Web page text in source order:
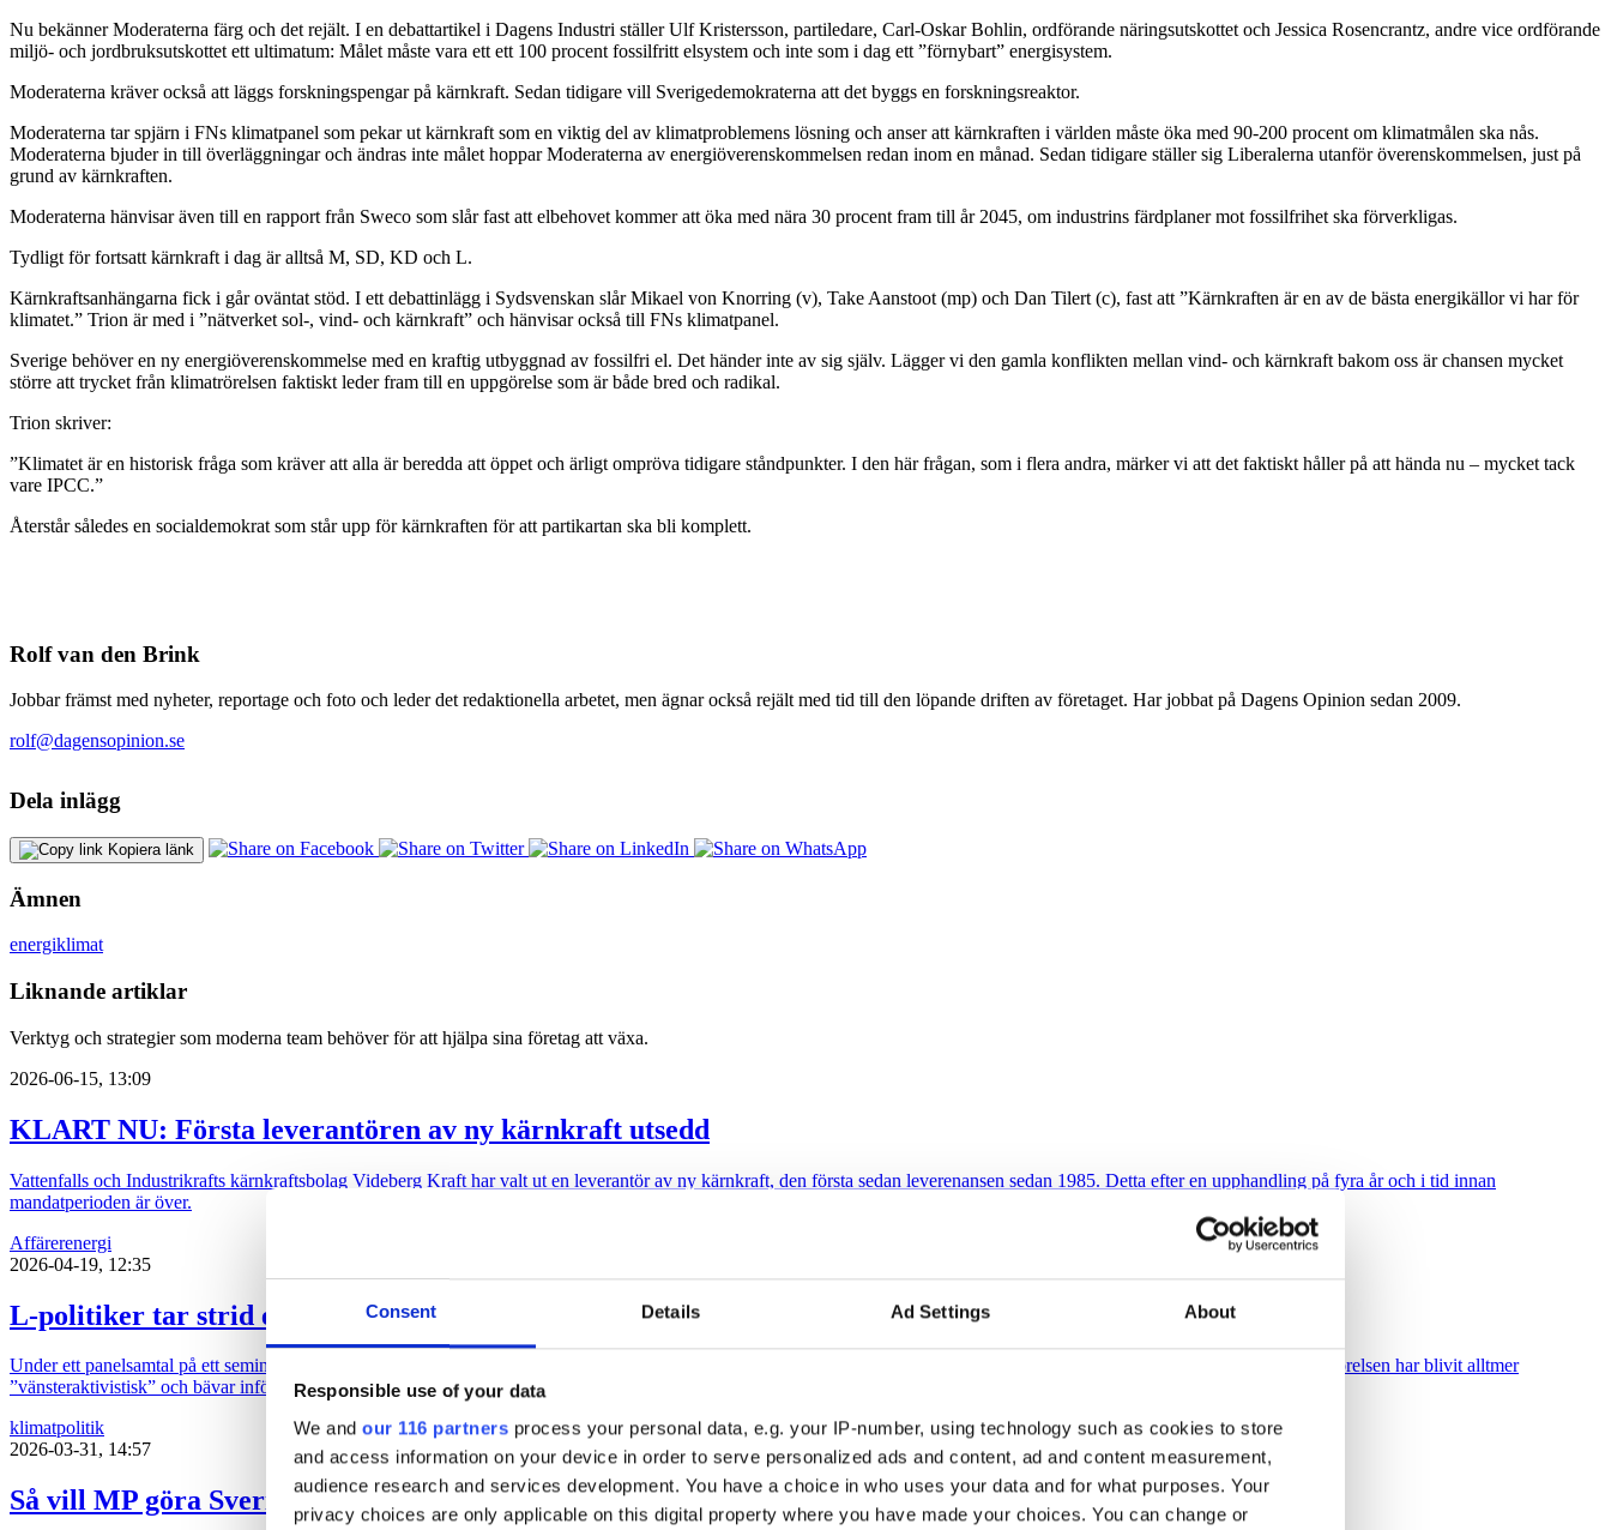
Consent Details Ad Settings About
Responsible use of your data
We and our 116 partners process your personal data, e.g. your IP-number, using technology such as cookies to store
and access information on your device in order to serve personalized ads and content, ad and content measurement,
audience research and services development. You have a choice in who uses your data and for what purposes. Your
privacy choices are only applicable on this digital property where you have made your choices. You can change or
Nu bekänner Moderaterna färg och det rejält. I en debattartikel i Dagens Industri ställer Ulf Kristersson, partiledare, Carl-Oskar Bohlin, ordförande näringsutskottet och Jessica Rosencrantz, andre vice ordförande
miljö- och jordbruksutskottet ett ultimatum: Målet måste vara ett ett 100 procent fossilfritt elsystem och inte som i dag ett ”förnybart” energisystem.
Moderaterna kräver också att läggs forskningspengar på kärnkraft. Sedan tidigare vill Sverigedemokraterna att det byggs en forskningsreaktor.
Moderaterna tar spjärn i FNs klimatpanel som pekar ut kärnkraft som en viktig del av klimatproblemens lösning och anser att kärnkraften i världen måste öka med 90-200 procent om klimatmålen ska nås.
Moderaterna bjuder in till överläggningar och ändras inte målet hoppar Moderaterna av energiöverenskommelsen redan inom en månad. Sedan tidigare ställer sig Liberalerna utanför överenskommelsen, just på
grund av kärnkraften.
Moderaterna hänvisar även till en rapport från Sweco som slår fast att elbehovet kommer att öka med nära 30 procent fram till år 2045, om industrins färdplaner mot fossilfrihet ska förverkligas.
Tydligt för fortsatt kärnkraft i dag är alltså M, SD, KD och L.
Kärnkraftsanhängarna fick i går oväntat stöd. I ett debattinlägg i Sydsvenskan slår Mikael von Knorring (v), Take Aanstoot (mp) och Dan Tilert (c), fast att ”Kärnkraften är en av de bästa energikällor vi har för
klimatet.” Trion är med i ”nätverket sol-, vind- och kärnkraft” och hänvisar också till FNs klimatpanel.
Sverige behöver en ny energiöverenskommelse med en kraftig utbyggnad av fossilfri el. Det händer inte av sig själv. Lägger vi den gamla konflikten mellan vind- och kärnkraft bakom oss är chansen mycket
större att trycket från klimatrörelsen faktiskt leder fram till en uppgörelse som är både bred och radikal.
Trion skriver:
”Klimatet är en historisk fråga som kräver att alla är beredda att öppet och ärligt ompröva tidigare ståndpunkter. I den här frågan, som i flera andra, märker vi att det faktiskt håller på att hända nu – mycket tack
vare IPCC.”
Återstår således en socialdemokrat som står upp för kärnkraften för att partikartan ska bli komplett.
Rolf van den Brink
Jobbar främst med nyheter, reportage och foto och leder det redaktionella arbetet, men ägnar också rejält med tid till den löpande driften av företaget. Har jobbat på Dagens Opinion sedan 2009.
rolf@dagensopinion.se
Dela inlägg
Kopiera länk
Ämnen
energiklimat
Liknande artiklar
Verktyg och strategier som moderna team behöver för att hjälpa sina företag att växa.
2026-06-15, 13:09
KLART NU: Första leverantören av ny kärnkraft utsedd
Vattenfalls och Industrikrafts kärnkraftsbolag Videberg Kraft har valt ut en leverantör av ny kärnkraft, den första sedan leverenansen sedan 1985. Detta efter en upphandling på fyra år och i tid innan
mandatperioden är över.
Affärerenergi
2026-04-19, 12:35
L-politiker tar strid efter att ha blivit ”hånad” av ”klimataktivister ” hos Naturskyddsföreningen
Under ett panelsamtal på ett seminarium om restaurering av naturen, avbröts ledamöter från Liberalerna och Moderaterna av publiken. Elin Nilsson, L-ledamot tycker att klimatrörelsen har blivit alltmer
”vänsteraktivistisk” och bävar inför kommande panelsamtal. Karin Lexén, generalsekreterare för Naturskyddsföreningen, som ordnade panelsamtalet, har en annan syn på saken.
klimatpolitik
2026-03-31, 14:57
Så vill MP göra Sverige oberoende av fossil olja och gas